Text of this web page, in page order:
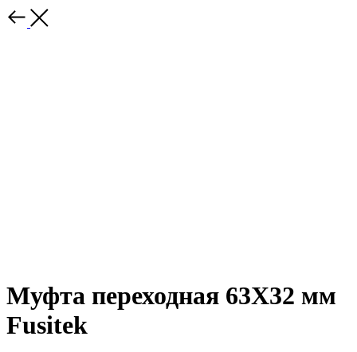
Муфта переходная 63Х32 мм
Fusitek